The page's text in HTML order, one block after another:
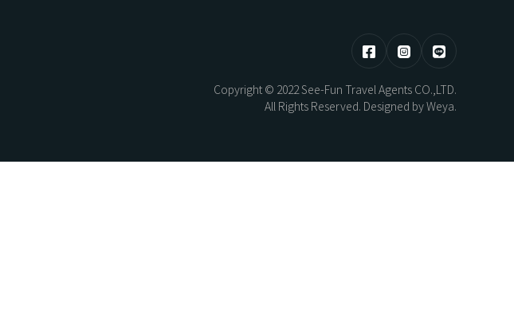
熊本煥活．漫步佐賀之旅5日
北海道望樓連泊．湖光共生自然極境5
Copyright © 2022 See-Fun Travel Agents CO.,LTD.
All Rights Reserved. Designed byWeya.